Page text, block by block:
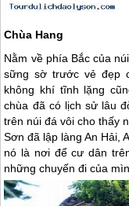
Chùa Hang
Nằm về phía Bắc của
sững sờ trước vẻ đẹp
không khí tĩnh lặng
chùa đã có lịch sử lâu
trên núi đá vôi cho thấy
Sơn đã lập làng An Hải,
nó là nơi để cư dân
những chuyến đi của